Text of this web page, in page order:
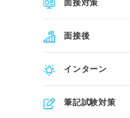
面接対策
面接後
インターン
筆記試験対策